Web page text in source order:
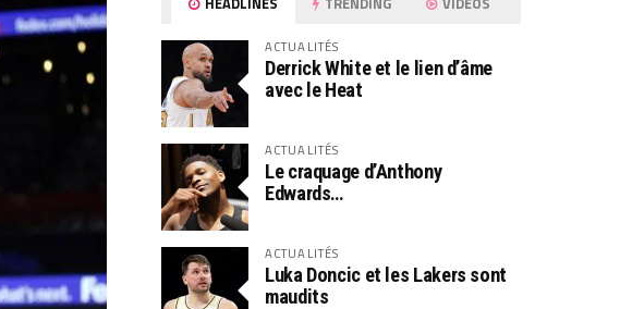
ACTUALITÉS
Derrick White et le lien d’âme
avec le Heat
ACTUALITÉS
Le craquage d’Anthony
Edwards…
ACTUALITÉS
Luka Doncic et les Lakers sont
maudits